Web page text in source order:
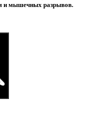
и мышечных разрывов.